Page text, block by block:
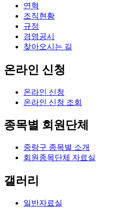
연혁
조직현황
규정
경영공시
찾아오시는 길
온라인 신청
온라인 신청
온라인 신청 조회
종목별 회원단체
중랑구 종목별 소개
회원종목단체 자료실
갤러리
일반자료실